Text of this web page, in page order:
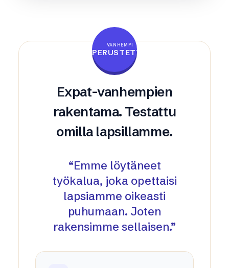
VANHEMPI
PERUSTETTU
Expat-vanhempien
rakentama. Testattu
omilla lapsillamme.
“Emme löytäneet
työkalua, joka opettaisi
lapsiamme oikeasti
puhumaan. Joten
rakensimme sellaisen.”